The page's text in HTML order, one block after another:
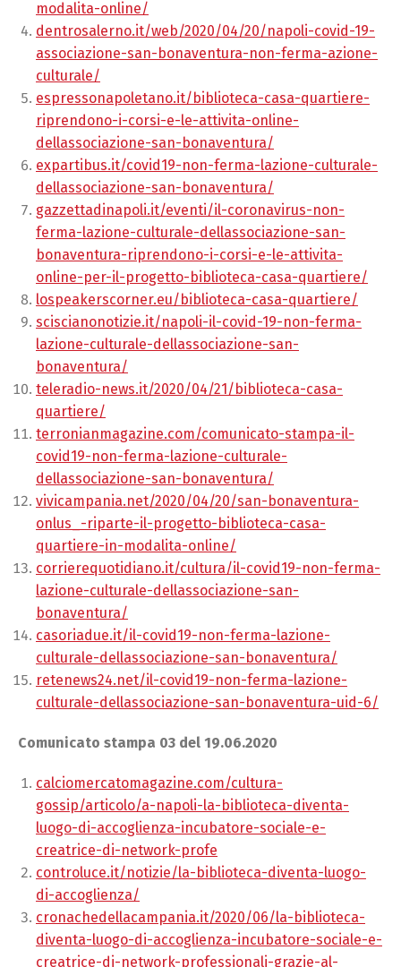
modalita-online/
dentrosalerno.it/web/2020/04/20/napoli-covid-19-
associazione-san-bonaventura-non-ferma-azione-
culturale/
espressonapoletano.it/biblioteca-casa-quartiere-
riprendono-i-corsi-e-le-attivita-online-
dellassociazione-san-bonaventura/
expartibus.it/covid19-non-ferma-lazione-culturale-
dellassociazione-san-bonaventura/
gazzettadinapoli.it/eventi/il-coronavirus-non-
ferma-lazione-culturale-dellassociazione-san-
bonaventura-riprendono-i-corsi-e-le-attivita-
online-per-il-progetto-biblioteca-casa-quartiere/
lospeakerscorner.eu/biblioteca-casa-quartiere/
sciscianonotizie.it/napoli-il-covid-19-non-ferma-
lazione-culturale-dellassociazione-san-
bonaventura/
teleradio-news.it/2020/04/21/biblioteca-casa-
quartiere/
terronianmagazine.com/comunicato-stampa-il-
covid19-non-ferma-lazione-culturale-
dellassociazione-san-bonaventura/
vivicampania.net/2020/04/20/san-bonaventura-
onlus_-riparte-il-progetto-biblioteca-casa-
quartiere-in-modalita-online/
corrierequotidiano.it/cultura/il-covid19-non-ferma-
lazione-culturale-dellassociazione-san-
bonaventura/
casoriadue.it/il-covid19-non-ferma-lazione-
culturale-dellassociazione-san-bonaventura/
retenews24.net/il-covid19-non-ferma-lazione-
culturale-dellassociazione-san-bonaventura-uid-6/
Comunicato stampa 03 del 19.06.2020
calciomercatomagazine.com/cultura-
gossip/articolo/a-napoli-la-biblioteca-diventa-
luogo-di-accoglienza-incubatore-sociale-e-
creatrice-di-network-profe
controluce.it/notizie/la-biblioteca-diventa-luogo-
di-accoglienza/
cronachedellacampania.it/2020/06/la-biblioteca-
diventa-luogo-di-accoglienza-incubatore-sociale-e-
creatrice-di-network-professionali-grazie-al-